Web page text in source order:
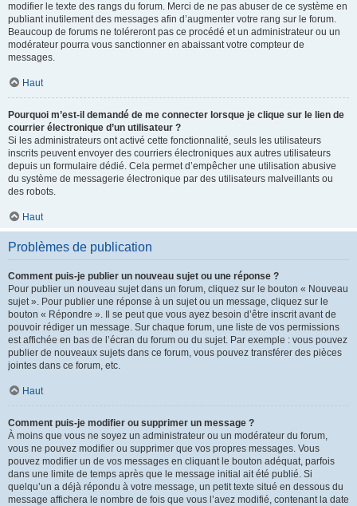
modifier le texte des rangs du forum. Merci de ne pas abuser de ce système en
publiant inutilement des messages afin d’augmenter votre rang sur le forum.
Beaucoup de forums ne toléreront pas ce procédé et un administrateur ou un
modérateur pourra vous sanctionner en abaissant votre compteur de
messages.
Haut
Pourquoi m’est-il demandé de me connecter lorsque je clique sur le lien de
courrier électronique d’un utilisateur ?
Si les administrateurs ont activé cette fonctionnalité, seuls les utilisateurs
inscrits peuvent envoyer des courriers électroniques aux autres utilisateurs
depuis un formulaire dédié. Cela permet d’empêcher une utilisation abusive
du système de messagerie électronique par des utilisateurs malveillants ou
des robots.
Haut
Problèmes de publication
Comment puis-je publier un nouveau sujet ou une réponse ?
Pour publier un nouveau sujet dans un forum, cliquez sur le bouton « Nouveau
sujet ». Pour publier une réponse à un sujet ou un message, cliquez sur le
bouton « Répondre ». Il se peut que vous ayez besoin d’être inscrit avant de
pouvoir rédiger un message. Sur chaque forum, une liste de vos permissions
est affichée en bas de l’écran du forum ou du sujet. Par exemple : vous pouvez
publier de nouveaux sujets dans ce forum, vous pouvez transférer des pièces
jointes dans ce forum, etc.
Haut
Comment puis-je modifier ou supprimer un message ?
À moins que vous ne soyez un administrateur ou un modérateur du forum,
vous ne pouvez modifier ou supprimer que vos propres messages. Vous
pouvez modifier un de vos messages en cliquant le bouton adéquat, parfois
dans une limite de temps après que le message initial ait été publié. Si
quelqu’un a déjà répondu à votre message, un petit texte situé en dessous du
message affichera le nombre de fois que vous l’avez modifié, contenant la date